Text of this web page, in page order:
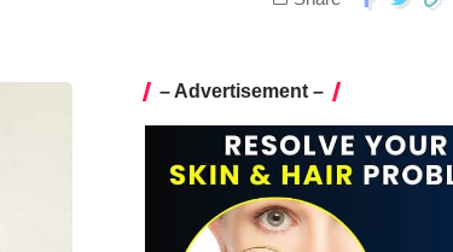
– Advertisement –